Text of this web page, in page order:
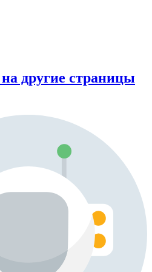
другие страницы